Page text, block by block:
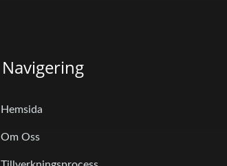
Navigering
Hemsida
Om Oss